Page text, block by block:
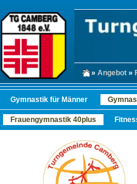
» Angebot »
Gymnastik für Männer
Frauengymnastik 40plus